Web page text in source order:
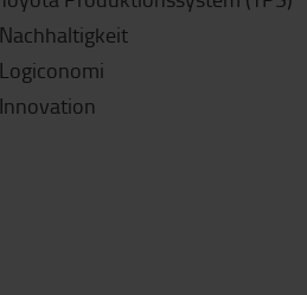
Nachhaltigkeit
Logiconomi
Innovation